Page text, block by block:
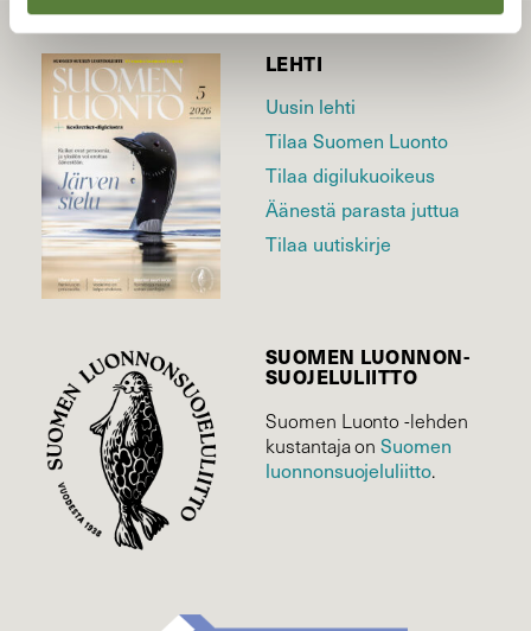
LEHTI
Uusin lehti
Tilaa Suomen Luonto
Tilaa digilukuoikeus
Äänestä parasta juttua
Tilaa uutiskirje
SUOMEN LUONNON­
SUOJELU­LIITTO
Suomen Luonto -lehden
kustantaja onSuomen
luonnonsuojelu­liitto.